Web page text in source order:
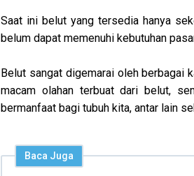
Saat ini belut yang tersedia hanya
belum dapat memenuhi kebutuhan
Belut sangat digemarai oleh berbagai
macam olahan terbuat dari belut,
bermanfaat bagi tubuh kita, antar lain
Baca Juga